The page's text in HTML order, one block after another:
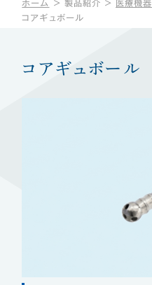
ホーム ＞ 製品紹介 ＞ 医療機器
コアギュボール
コアギュボール